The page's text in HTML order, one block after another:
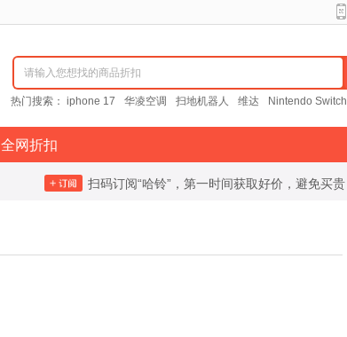
请输入您想找的商品折扣
热门搜索： iphone 17 华凌空调 扫地机器人 维达 Nintendo Switch
全网折扣
扫码订阅“哈铃”，第一时间获取好价，避免买贵